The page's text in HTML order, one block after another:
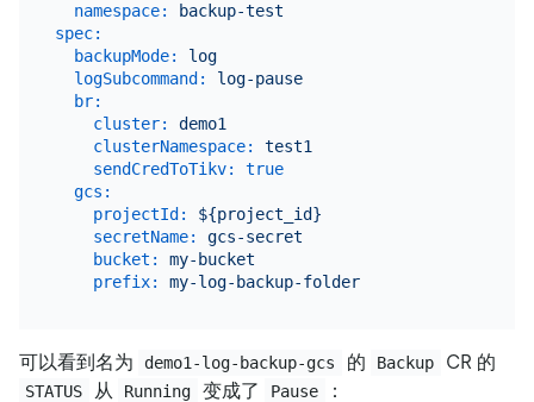
namespace:
backup-test
spec:
backupMode:
log
logSubcommand:
log-pause
br:
cluster:
demo1
clusterNamespace:
test1
sendCredToTikv:
true
gcs:
projectId:
${project_id}
secretName:
gcs-secret
bucket:
my-bucket
prefix:
my-log-backup-folder
可以看到名为 demo1-log-backup-gcs 的 Backup CR 的
STATUS 从 Running 变成了 Pause ：